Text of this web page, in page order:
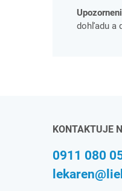
dohľadu a
KONTAKTUJE
0911 080